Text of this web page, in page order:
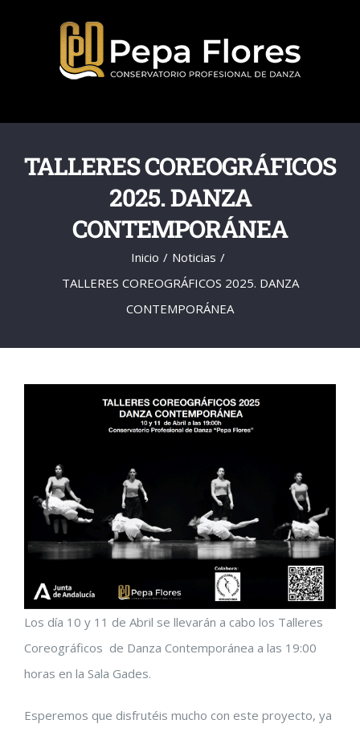
TALLERES COREOGRÁFICOS
2025. DANZA
CONTEMPORÁNEA
Inicio
Noticias
TALLERES COREOGRÁFICOS 2025. DANZA
CONTEMPORÁNEA
Los día 10 y 11 de Abril se llevarán a cabo los Talleres
Coreográficos de Danza Contemporánea a las 19:00
horas en la Sala Gades.
Esperemos que disfrutéis mucho con este proyecto, ya